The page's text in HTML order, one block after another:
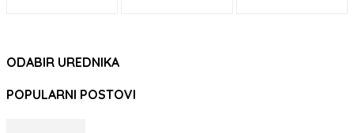
ODABIR UREDNIKA
POPULARNI POSTOVI